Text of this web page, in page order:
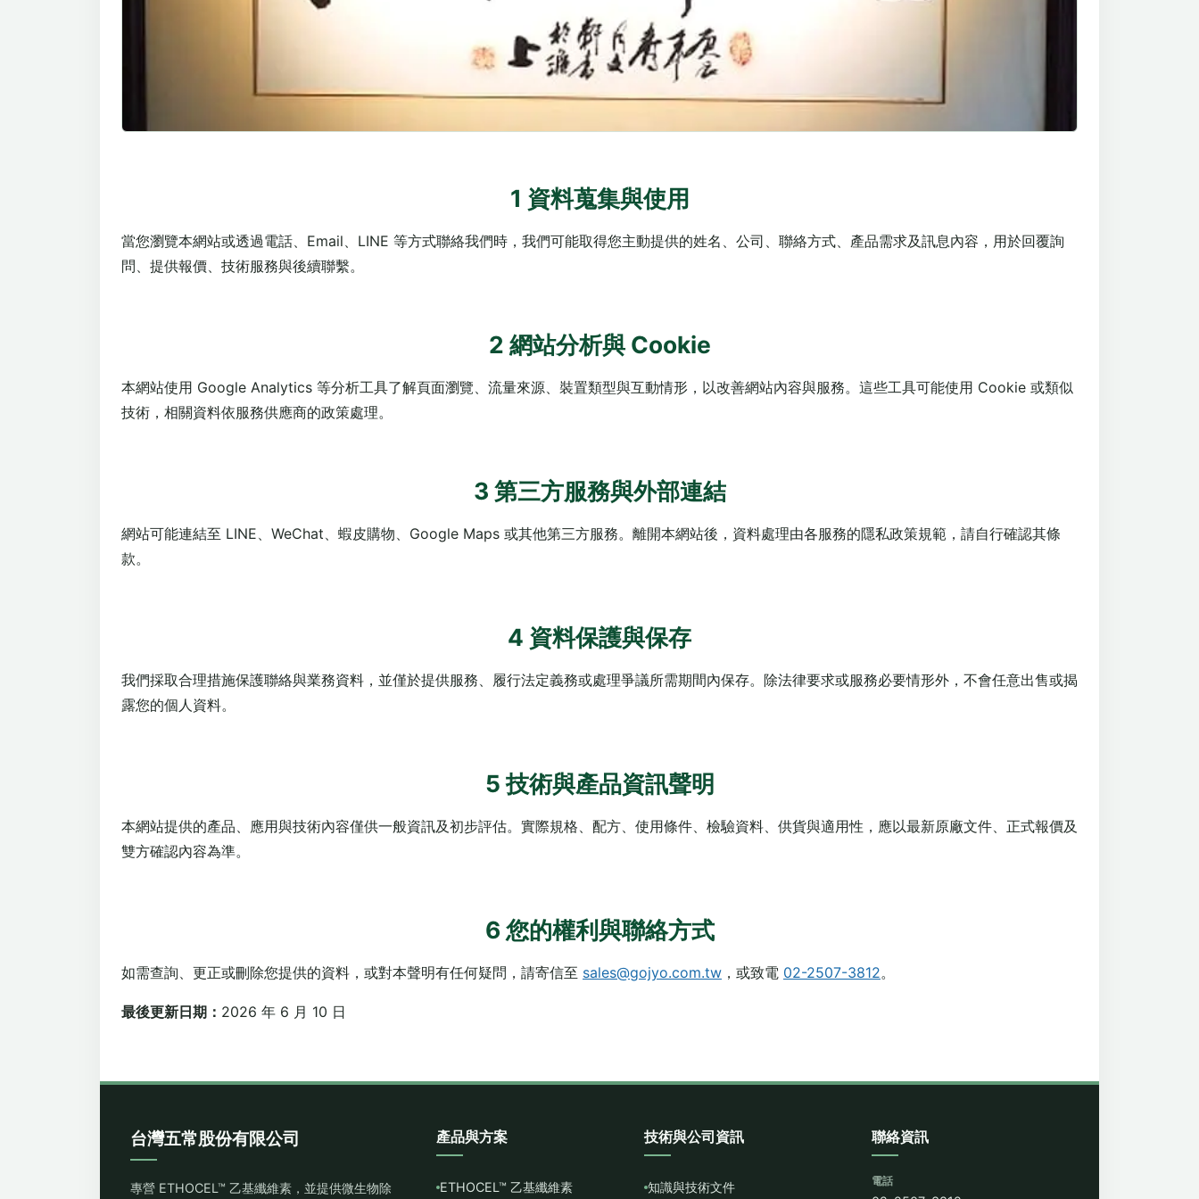
1 資料蒐集與使用
當您瀏覽本網站或透過電話、Email、LINE 等方式聯絡我們時，我們可能取得您主動提供的姓名、公司、聯絡方式、產品需求及訊息內容，用於回覆詢
問、提供報價、技術服務與後續聯繫。
2 網站分析與 Cookie
本網站使用 Google Analytics 等分析工具了解頁面瀏覽、流量來源、裝置類型與互動情形，以改善網站內容與服務。這些工具可能使用 Cookie 或類似
技術，相關資料依服務供應商的政策處理。
3 第三方服務與外部連結
網站可能連結至 LINE、WeChat、蝦皮購物、Google Maps 或其他第三方服務。離開本網站後，資料處理由各服務的隱私政策規範，請自行確認其條
款。
4 資料保護與保存
我們採取合理措施保護聯絡與業務資料，並僅於提供服務、履行法定義務或處理爭議所需期間內保存。除法律要求或服務必要情形外，不會任意出售或揭
露您的個人資料。
5 技術與產品資訊聲明
本網站提供的產品、應用與技術內容僅供一般資訊及初步評估。實際規格、配方、使用條件、檢驗資料、供貨與適用性，應以最新原廠文件、正式報價及
雙方確認內容為準。
6 您的權利與聯絡方式
如需查詢、更正或刪除您提供的資料，或對本聲明有任何疑問，請寄信至 sales@gojyo.com.tw ，或致電 02-2507-3812。
最後更新日期： 2026 年 6 月 10 日
台灣五常股份有限公司
專營 ETHOCEL™ 乙基纖維素，並提供微生物除
產品與方案
ETHOCEL™ 乙基纖維素
技術與公司資訊
知識與技術文件
聯絡資訊
電話